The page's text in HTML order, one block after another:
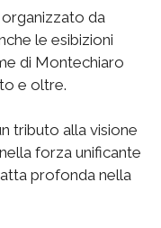
da
le esibizioni
di Montechiaro
e oltre.
tributo alla visione
forza unificante
profonda nella